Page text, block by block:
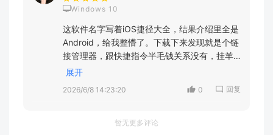
Windows 10
这软件名字写着iOS捷径大全，结果介绍里全是
Android，给我整懵了。下载下来发现就是个链
接管理器，跟快捷指令半毛钱关系没有，挂羊
头卖狗肉啊这是。而且只能一个一个添加，批
展开
2026/6/8 14:23:20 0 回复
暂无更多评论